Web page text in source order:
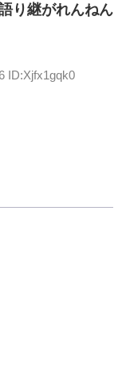
り継がれんねん
ID:Xjfx1gqk0